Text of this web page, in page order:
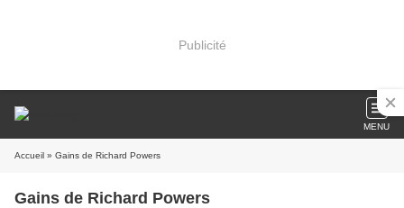
Publicité
MENU
Accueil » Gains de Richard Powers
Gains de Richard Powers